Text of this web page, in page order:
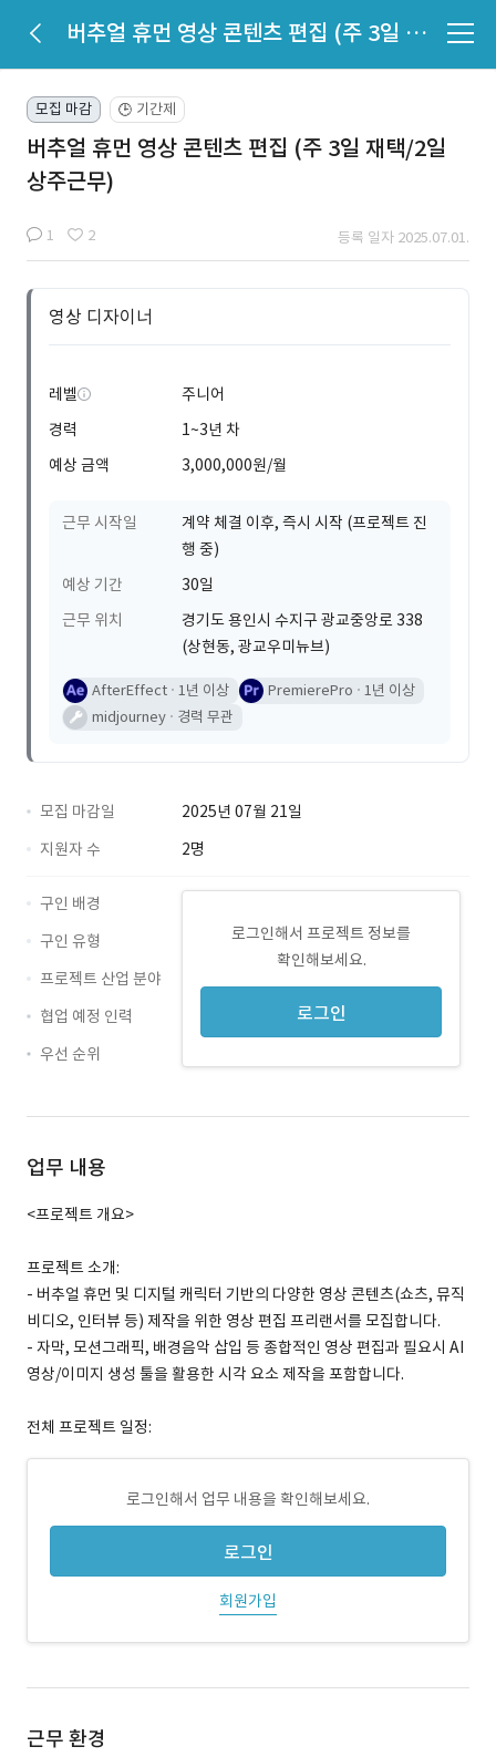
버추얼 휴먼 영상 콘텐츠 편집 (주 3일 재택/2일 상주근무)
모집 마감 🕒 기간제
버추얼 휴먼 영상 콘텐츠 편집 (주 3일 재택/2일
상주근무)
1 2 등록 일자 2025.07.01.
영상 디자이너
레벨
주니어
경력
1~3년 차
예상 금액
3,000,000원/월
근무 시작일
계약 체결 이후, 즉시 시작 (프로젝트 진
행 중)
예상 기간
30일
근무 위치
경기도 용인시 수지구 광교중앙로 338
(상현동, 광교우미뉴브)
AfterEffect 1년 이상 PremierePro
1년 이상
midjourney
경력 무관
모집 마감일
2025년 07월 21일
지원자 수
2명
로그인해서 프로젝트 정보를
확인해보세요.
로그인
구인 배경
구인 유형
프로젝트 산업 분야
협업 예정 인력
우선 순위
업무 내용
<프로젝트 개요>
프로젝트 소개:
- 버추얼 휴먼 및 디지털 캐릭터 기반의 다양한 영상 콘텐츠(쇼츠, 뮤직
비디오, 인터뷰 등) 제작을 위한 영상 편집 프리랜서를 모집합니다.
- 자막, 모션그래픽, 배경음악 삽입 등 종합적인 영상 편집과 필요시 AI
영상/이미지 생성 툴을 활용한 시각 요소 제작을 포함합니다.
전체 프로젝트 일정:
로그인해서 업무 내용을 확인해보세요.
로그인
회원가입
근무 환경